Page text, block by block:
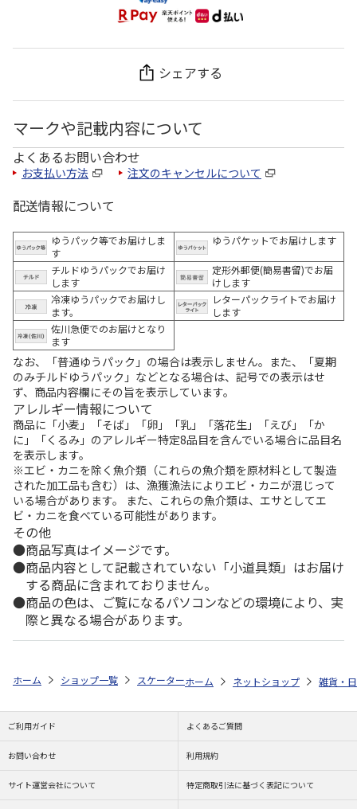
シェアする
マークや記載内容について
よくあるお問い合わせ
お支払い方法 注文のキャンセルについて
配送情報について
ゆうパック等でお届けしま
す
ゆうパケットでお届けします
チルドゆうパックでお届け
します
定形外郵便(簡易書留)でお届
けします
冷凍ゆうパックでお届けし
ます。
レターパックライトでお届け
します
佐川急便でのお届けとなり
ます
なお、「普通ゆうパック」の場合は表示しません。また、「夏期
のみチルドゆうパック」などとなる場合は、記号での表示はせ
ず、商品内容欄にその旨を表示しています。
アレルギー情報について
商品に「小麦」「そば」「卵」「乳」「落花生」「えび」「か
に」「くるみ」のアレルギー特定8品目を含んでいる場合に品目名
を表示します。
※エビ・カニを除く魚介類（これらの魚介類を原材料として製造
された加工品も含む）は、漁獲漁法によりエビ・カニが混じって
いる場合があります。 また、これらの魚介類は、エサとしてエ
ビ・カニを食べている可能性があります。
その他
商品写真はイメージです。
商品内容として記載されていない「小道具類」はお届け
する商品に含まれておりません。
商品の色は、ご覧になるパソコンなどの環境により、実
際と異なる場合があります。
ホーム ショップ一覧 スケーター 音のならない箸・箸箱セット 箸
ホーム ネットショップ 雑貨・
ご利用ガイド よくあるご質問
お問い合わせ 利用規約
サイト運営会社について 特定商取引法に基づく表記について